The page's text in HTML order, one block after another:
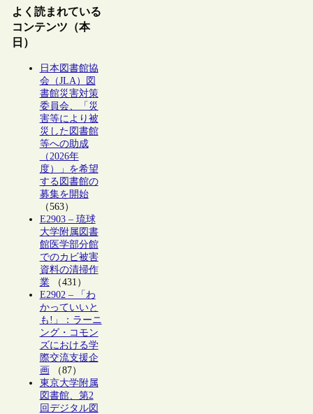
よく読まれている
コンテンツ（本
日）
日本図書館協
会（JLA）図
書館災害対策
委員会、「災
害等により被
災した図書館
等への助成
（2026年
度）」を希望
する図書館の
募集を開始
（563）
E2903 – 琉球
大学附属図書
館医学部分館
でのカビ被害
資料の清掃作
業（431）
E2902 – 「わ
かっていいと
も!」：ラーニ
ング・コモン
ズにおける学
際交流支援企
画（87）
東京大学附属
図書館、第2
回デジタル図